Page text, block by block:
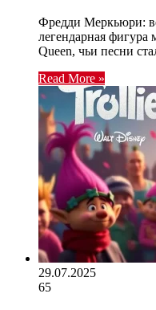
Фредди Меркьюри:
легендарная
Queen, чьи песни
Read More »
29.07.2025
65